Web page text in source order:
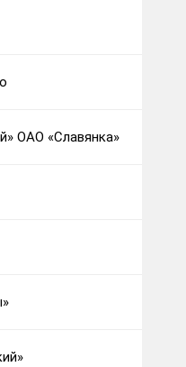
ОАО «Славянка»